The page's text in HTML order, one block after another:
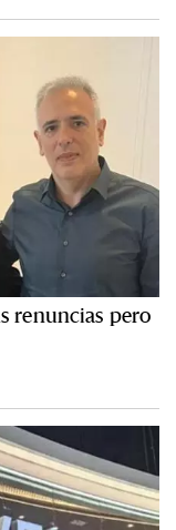
renuncias pero